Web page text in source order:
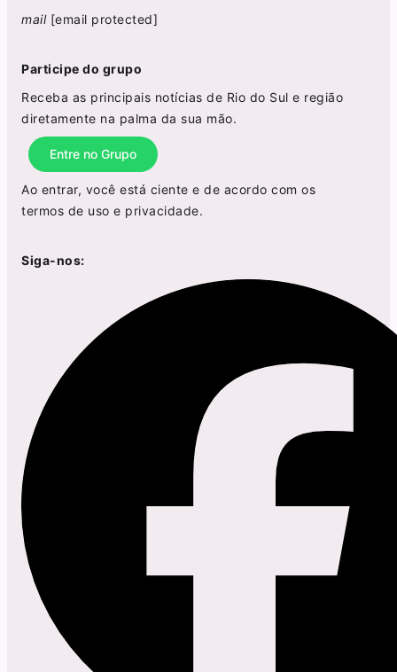
mail [email protected]
Participe do grupo
Receba as principais notícias de Rio do Sul e região
diretamente na palma da sua mão.
Entre no Grupo
Ao entrar, você está ciente e de acordo com os
termos de uso e privacidade.
Siga-nos: